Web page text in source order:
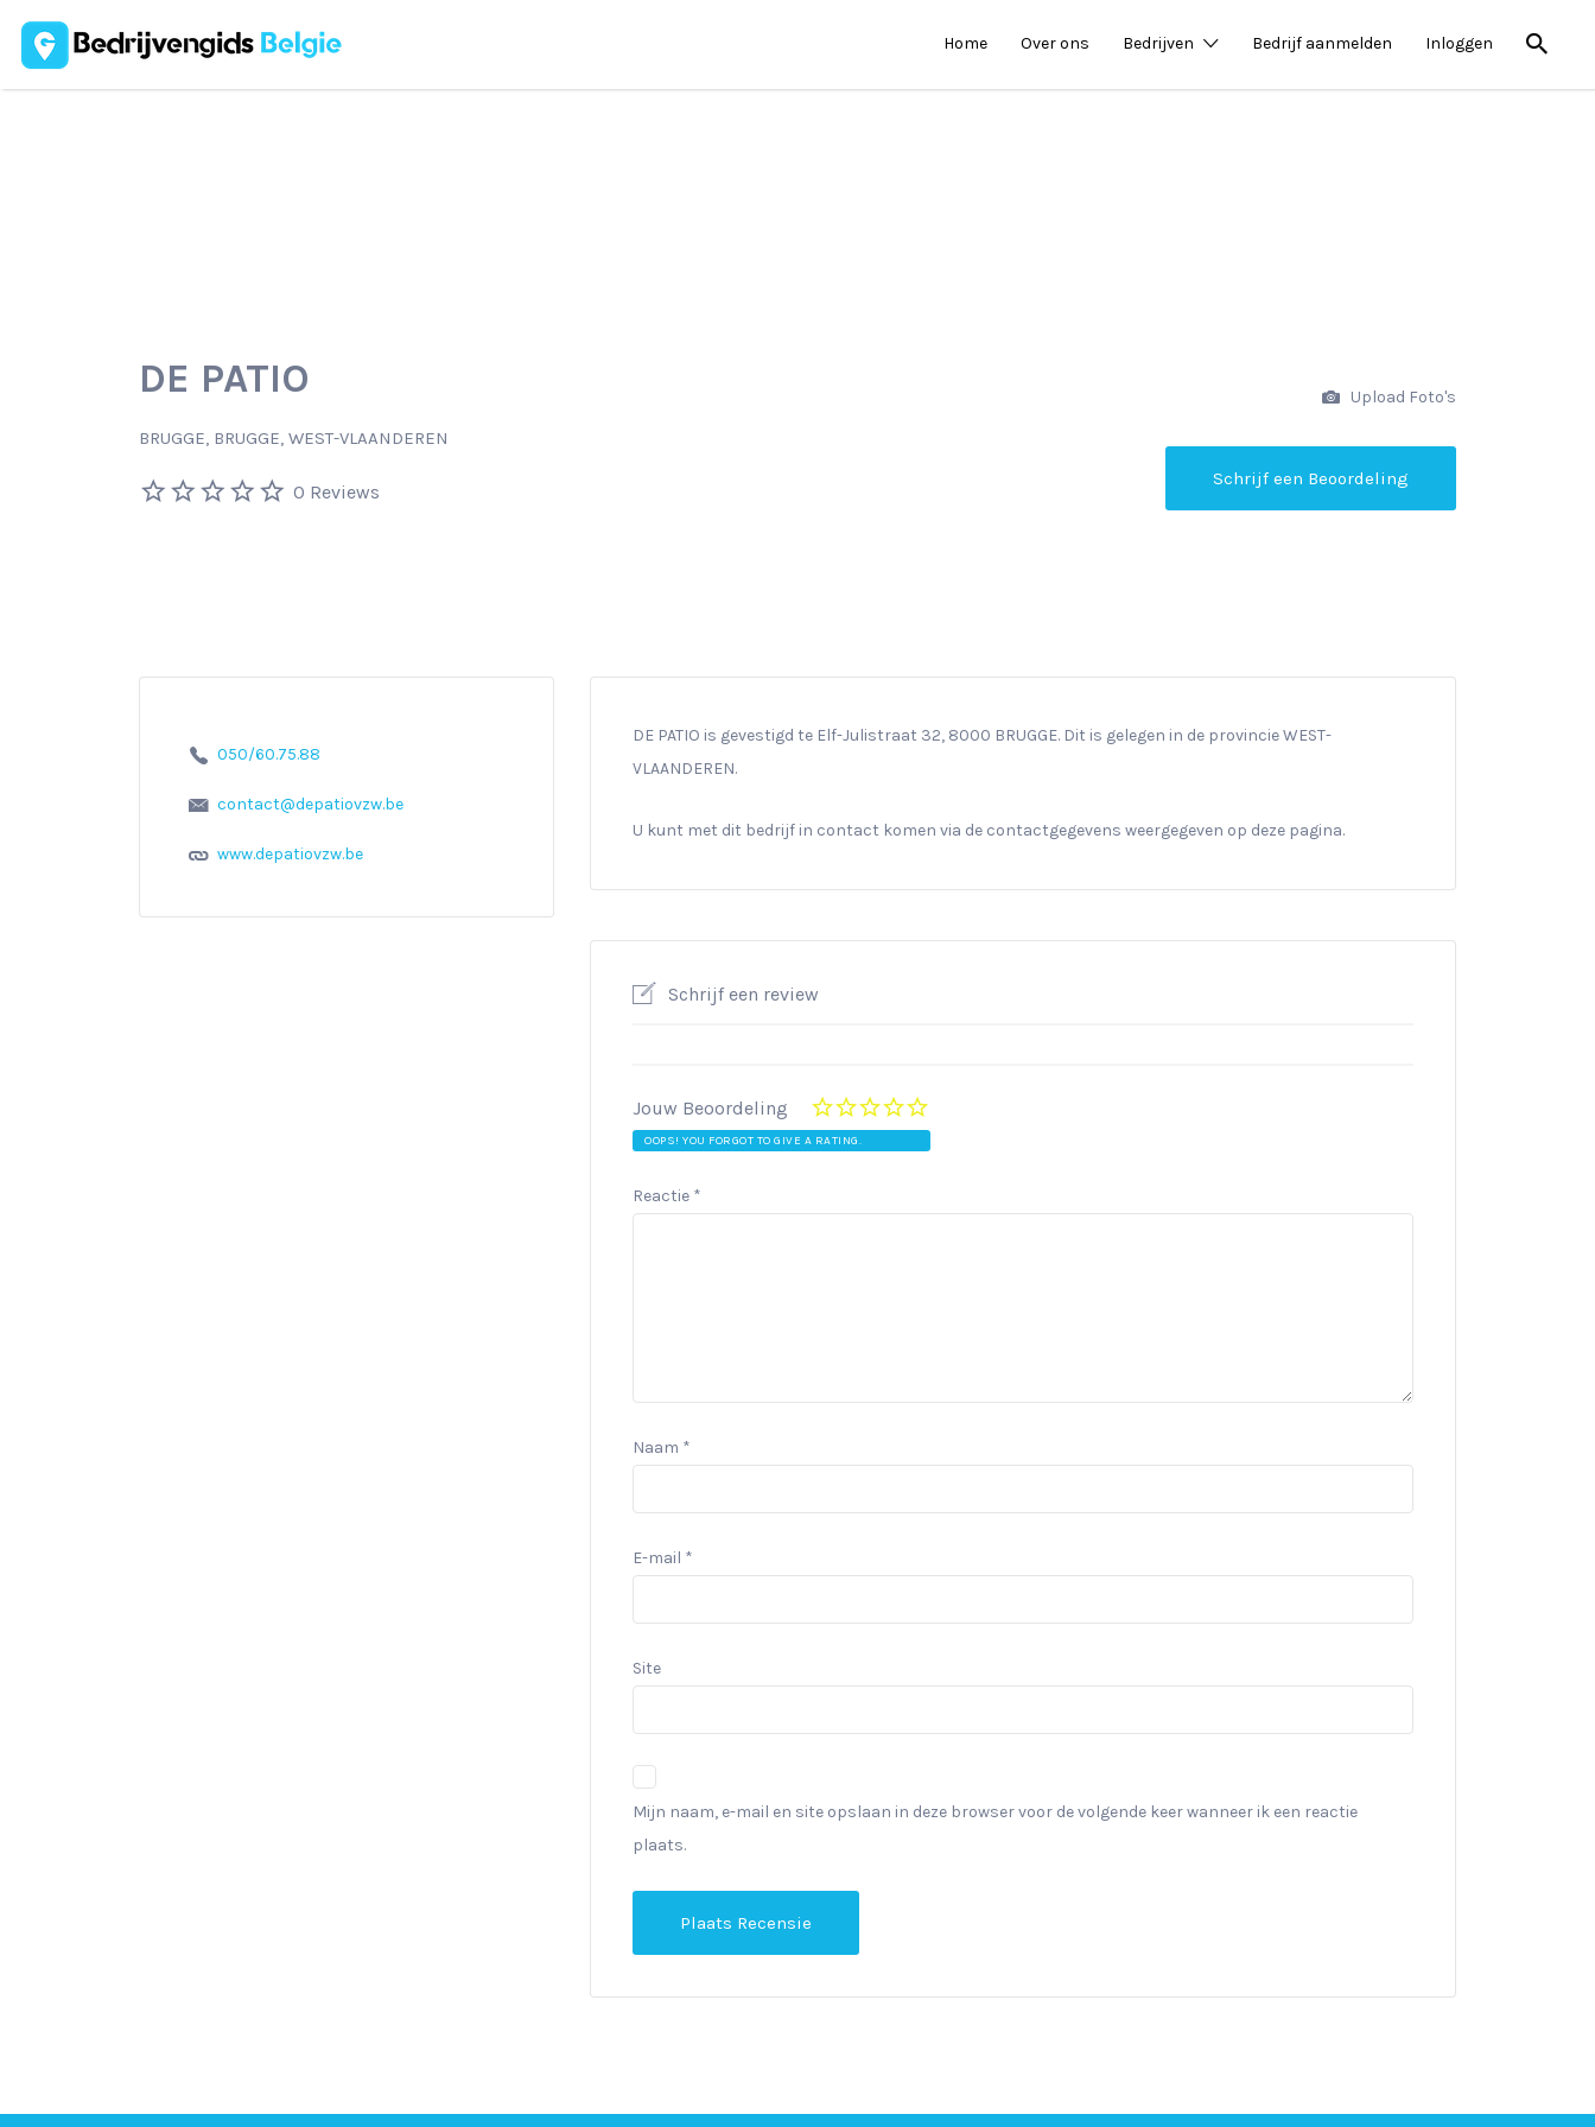
Home Over ons Bedrijven Bedrijf aanmelden Inloggen
Zoek
naar:
DE PATIO
BRUGGE, BRUGGE, WEST-VLAANDEREN
0 Reviews
Upload Foto's
Schrijf een Beoordeling
050/60.75.88
contact@depatiovzw.be
www.depatiovzw.be
DE PATIO is gevestigd te Elf-Julistraat 32, 8000 BRUGGE. Dit is gelegen in de provincie WEST-
VLAANDEREN.
U kunt met dit bedrijf in contact komen via de contactgegevens weergegeven op deze pagina.
Schrijf een review
Jouw Beoordeling
OOPS! YOU FORGOT TO GIVE A RATING.
Reactie *
Naam *
E-mail *
Site
Mijn naam, e-mail en site opslaan in deze browser voor de volgende keer wanneer ik een reactie
plaats.